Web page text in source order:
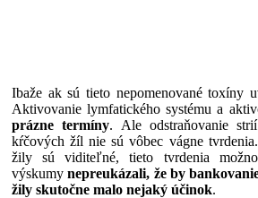
Ibaže ak sú tieto nepomenované toxíny
Aktivovanie lymfatického systému a
prázne termíny. Ale odstraňovanie
kŕčových žíl nie sú vôbec vágne
žily sú viditeľné, tieto tvrdenia
výskumynepreukázali, že by
žily skutočne malo nejaký účinok.